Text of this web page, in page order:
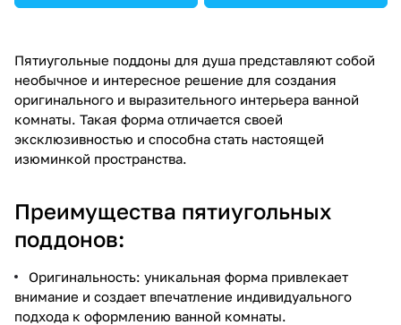
Пятиугольные поддоны для душа представляют собой
необычное и интересное решение для создания
оригинального и выразительного интерьера ванной
комнаты. Такая форма отличается своей
эксклюзивностью и способна стать настоящей
изюминкой пространства.
Преимущества пятиугольных
поддонов:
Оригинальность: уникальная форма привлекает
внимание и создает впечатление индивидуального
подхода к оформлению ванной комнаты.